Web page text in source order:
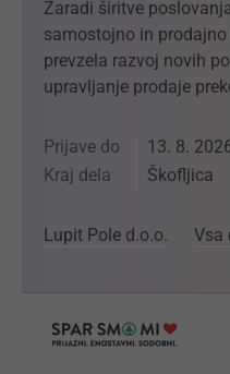
Zaradi širitve
samostojno in
prevzela razvoj novih
upravljanje prodaje
Prijave do 13. 8.
Kraj dela Škofljica
Lupit Pole d.o.o. Vsa